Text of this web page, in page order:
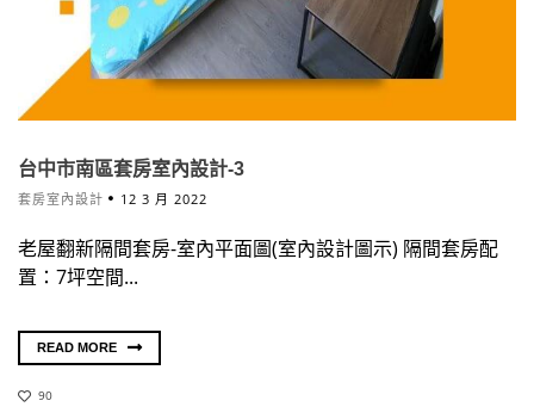
台中市南區套房室內設計-3
套房室內設計 12 3 月 2022
老屋翻新隔間套房-室內平面圖(室內設計圖示) 隔間套房配
置：7坪空間...
READ MORE
90